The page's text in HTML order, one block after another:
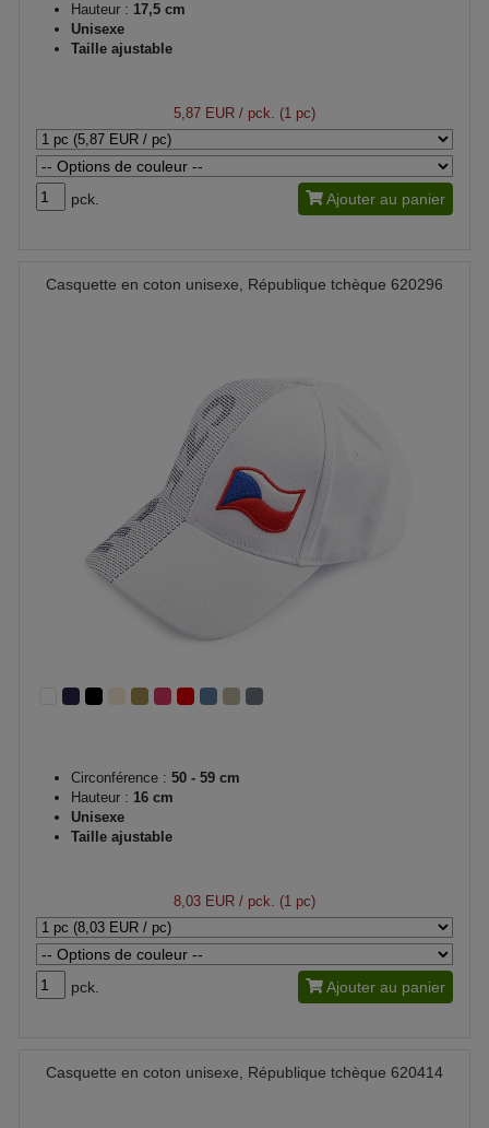
Hauteur : 17,5 cm
Unisexe
Taille ajustable
5,87 EUR / pck. (1 pc)
pck. Ajouter au panier
Casquette en coton unisexe, République tchèque 620296
Circonférence : 50 - 59 cm
Hauteur : 16 cm
Unisexe
Taille ajustable
8,03 EUR / pck. (1 pc)
pck. Ajouter au panier
Casquette en coton unisexe, République tchèque 620414